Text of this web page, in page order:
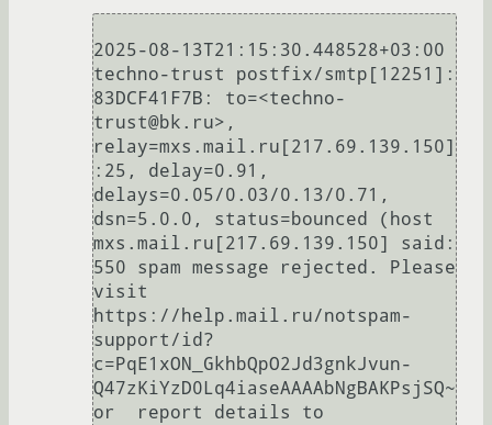
2025-08-13T21:15:30.448528+03:00
techno-trust postfix/smtp[12251]:
83DCF41F7B: to=<techno-
trust@bk.ru>,
relay=mxs.mail.ru[217.69.139.150]
:25, delay=0.91,
delays=0.05/0.03/0.13/0.71,
dsn=5.0.0, status=bounced (host
mxs.mail.ru[217.69.139.150] said:
550 spam message rejected. Please
visit
https://help.mail.ru/notspam-
support/id?
c=PqE1xON_GkhbQpO2Jd3gnkJvun-
Q47zKiYzD0Lq4iaseAAAAbNgBAKPsjSQ~
or  report details to